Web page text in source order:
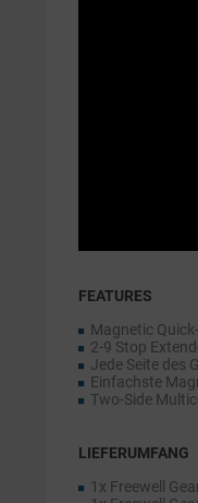
FEATURES
Magnetic
2-9 Stop
Jede Seite des
Einfachste
Two-Side
LIEFERUMFANG
1x Freewell